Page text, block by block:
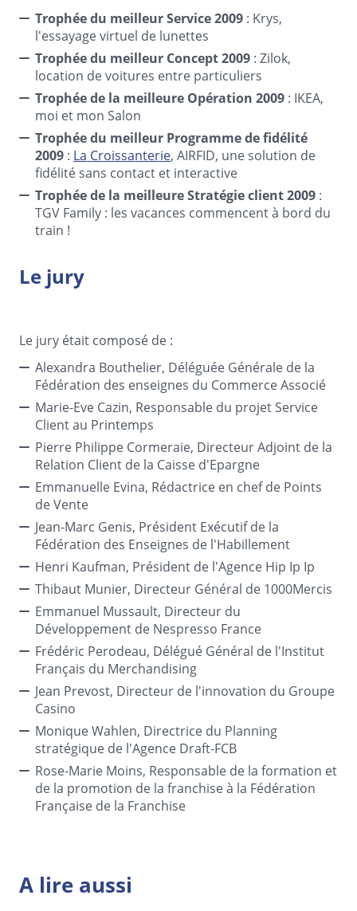
Trophée du meilleur Service 2009 : Krys,
l'essayage virtuel de lunettes
Trophée du meilleur Concept 2009 : Zilok,
location de voitures entre particuliers
Trophée de la meilleure Opération 2009 : IKEA,
moi et mon Salon
Trophée du meilleur Programme de fidélité
2009 : La Croissanterie, AIRFID, une solution de
fidélité sans contact et interactive
Trophée de la meilleure Stratégie client 2009 :
TGV Family : les vacances commencent à bord du
train !
Le jury
Le jury était composé de :
Alexandra Bouthelier, Déléguée Générale de la
Fédération des enseignes du Commerce Associé
Marie-Eve Cazin, Responsable du projet Service
Client au Printemps
Pierre Philippe Cormeraie, Directeur Adjoint de la
Relation Client de la Caisse d'Epargne
Emmanuelle Evina, Rédactrice en chef de Points
de Vente
Jean-Marc Genis, Président Exécutif de la
Fédération des Enseignes de l'Habillement
Henri Kaufman, Président de l'Agence Hip Ip Ip
Thibaut Munier, Directeur Général de 1000Mercis
Emmanuel Mussault, Directeur du
Développement de Nespresso France
Frédéric Perodeau, Délégué Général de l'Institut
Français du Merchandising
Jean Prevost, Directeur de l'innovation du Groupe
Casino
Monique Wahlen, Directrice du Planning
stratégique de l'Agence Draft-FCB
Rose-Marie Moins, Responsable de la formation et
de la promotion de la franchise à la Fédération
Française de la Franchise
A lire aussi